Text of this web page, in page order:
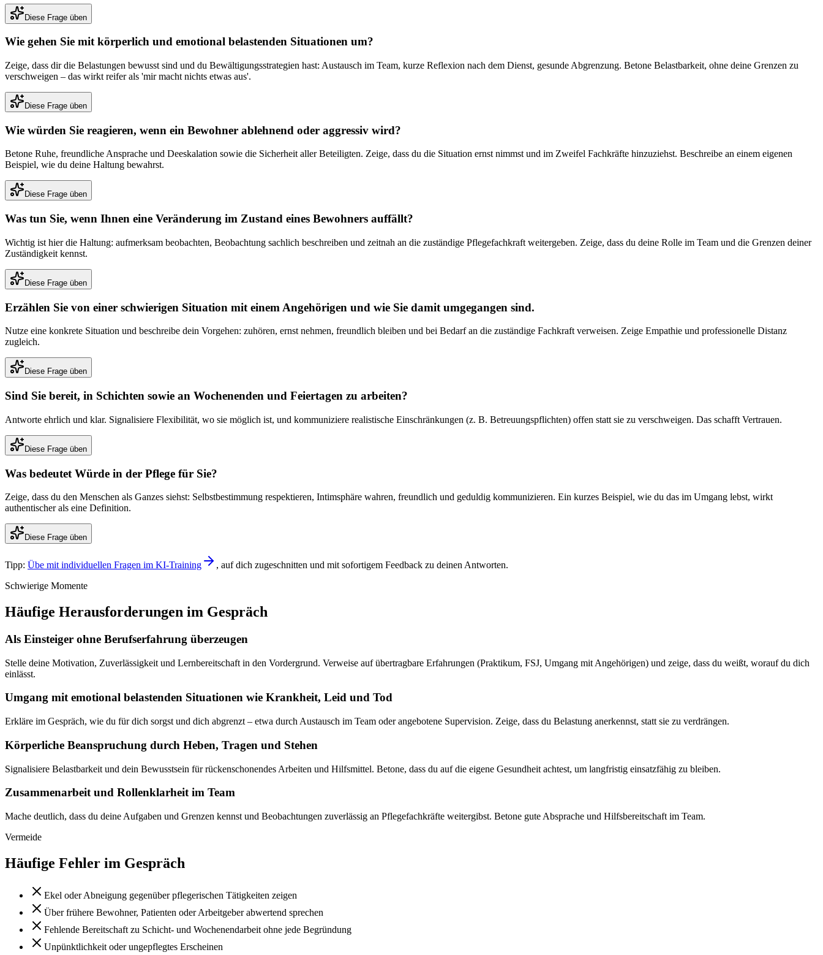
Diese Frage üben
Wie gehen Sie mit körperlich und emotional belastenden Situationen um?
Zeige, dass dir die Belastungen bewusst sind und du Bewältigungsstrategien hast: Austausch im Team, kurze Reflexion nach dem Dienst, gesunde Abgrenzung. Betone Belastbarkeit, ohne deine Grenzen zu
verschweigen – das wirkt reifer als 'mir macht nichts etwas aus'.
Diese Frage üben
Wie würden Sie reagieren, wenn ein Bewohner ablehnend oder aggressiv wird?
Betone Ruhe, freundliche Ansprache und Deeskalation sowie die Sicherheit aller Beteiligten. Zeige, dass du die Situation ernst nimmst und im Zweifel Fachkräfte hinzuziehst. Beschreibe an einem eigenen
Beispiel, wie du deine Haltung bewahrst.
Diese Frage üben
Was tun Sie, wenn Ihnen eine Veränderung im Zustand eines Bewohners auffällt?
Wichtig ist hier die Haltung: aufmerksam beobachten, Beobachtung sachlich beschreiben und zeitnah an die zuständige Pflegefachkraft weitergeben. Zeige, dass du deine Rolle im Team und die Grenzen deiner
Zuständigkeit kennst.
Diese Frage üben
Erzählen Sie von einer schwierigen Situation mit einem Angehörigen und wie Sie damit umgegangen sind.
Nutze eine konkrete Situation und beschreibe dein Vorgehen: zuhören, ernst nehmen, freundlich bleiben und bei Bedarf an die zuständige Fachkraft verweisen. Zeige Empathie und professionelle Distanz
zugleich.
Diese Frage üben
Sind Sie bereit, in Schichten sowie an Wochenenden und Feiertagen zu arbeiten?
Antworte ehrlich und klar. Signalisiere Flexibilität, wo sie möglich ist, und kommuniziere realistische Einschränkungen (z. B. Betreuungspflichten) offen statt sie zu verschweigen. Das schafft Vertrauen.
Diese Frage üben
Was bedeutet Würde in der Pflege für Sie?
Zeige, dass du den Menschen als Ganzes siehst: Selbstbestimmung respektieren, Intimsphäre wahren, freundlich und geduldig kommunizieren. Ein kurzes Beispiel, wie du das im Umgang lebst, wirkt
authentischer als eine Definition.
Diese Frage üben
Tipp: Übe mit individuellen Fragen im KI-Training
, auf dich zugeschnitten und mit sofortigem Feedback zu deinen Antworten.
Schwierige Momente
Häufige Herausforderungen im Gespräch
Als Einsteiger ohne Berufserfahrung überzeugen
Stelle deine Motivation, Zuverlässigkeit und Lernbereitschaft in den Vordergrund. Verweise auf übertragbare Erfahrungen (Praktikum, FSJ, Umgang mit Angehörigen) und zeige, dass du weißt, worauf du dich
einlässt.
Umgang mit emotional belastenden Situationen wie Krankheit, Leid und Tod
Erkläre im Gespräch, wie du für dich sorgst und dich abgrenzt – etwa durch Austausch im Team oder angebotene Supervision. Zeige, dass du Belastung anerkennst, statt sie zu verdrängen.
Körperliche Beanspruchung durch Heben, Tragen und Stehen
Signalisiere Belastbarkeit und dein Bewusstsein für rückenschonendes Arbeiten und Hilfsmittel. Betone, dass du auf die eigene Gesundheit achtest, um langfristig einsatzfähig zu bleiben.
Zusammenarbeit und Rollenklarheit im Team
Mache deutlich, dass du deine Aufgaben und Grenzen kennst und Beobachtungen zuverlässig an Pflegefachkräfte weitergibst. Betone gute Absprache und Hilfsbereitschaft im Team.
Vermeide
Häufige Fehler im Gespräch
Ekel oder Abneigung gegenüber pflegerischen Tätigkeiten zeigen
Über frühere Bewohner, Patienten oder Arbeitgeber abwertend sprechen
Fehlende Bereitschaft zu Schicht- und Wochenendarbeit ohne jede Begründung
Unpünktlichkeit oder ungepflegtes Erscheinen